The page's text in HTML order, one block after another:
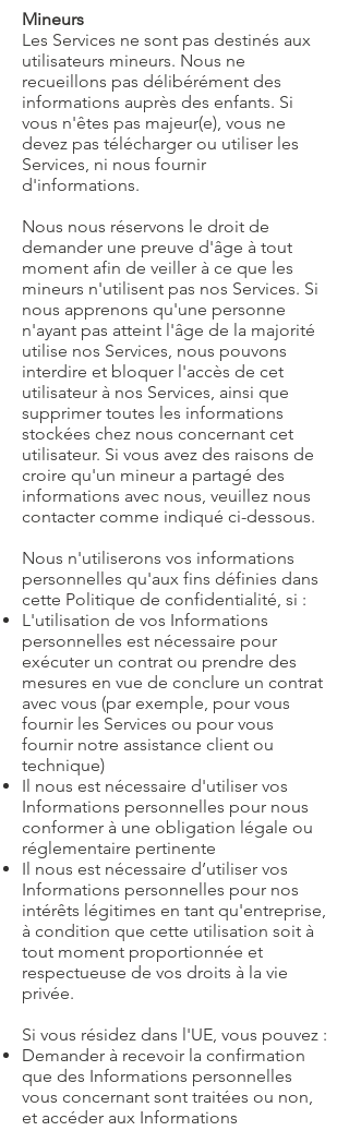
Mineurs
Les Services ne sont pas destinés aux
utilisateurs mineurs. Nous ne
recueillons pas délibérément des
informations auprès des enfants. Si
vous n'êtes pas majeur(e), vous ne
devez pas télécharger ou utiliser les
Services, ni nous fournir
d'informations.
Nous nous réservons le droit de
demander une preuve d'âge à tout
moment afin de veiller à ce que les
mineurs n'utilisent pas nos Services. Si
nous apprenons qu'une personne
n'ayant pas atteint l'âge de la majorité
utilise nos Services, nous pouvons
interdire et bloquer l'accès de cet
utilisateur à nos Services, ainsi que
supprimer toutes les informations
stockées chez nous concernant cet
utilisateur. Si vous avez des raisons de
croire qu'un mineur a partagé des
informations avec nous, veuillez nous
contacter comme indiqué ci-dessous.
Nous n'utiliserons vos informations
personnelles qu'aux fins définies dans
cette Politique de confidentialité, si :
L'utilisation de vos Informations
personnelles est nécessaire pour
exécuter un contrat ou prendre des
mesures en vue de conclure un contrat
avec vous (par exemple, pour vous
fournir les Services ou pour vous
fournir notre assistance client ou
technique)
Il nous est nécessaire d'utiliser vos
Informations personnelles pour nous
conformer à une obligation légale ou
réglementaire pertinente
Il nous est nécessaire d’utiliser vos
Informations personnelles pour nos
intérêts légitimes en tant qu'entreprise,
à condition que cette utilisation soit à
tout moment proportionnée et
respectueuse de vos droits à la vie
privée.
Si vous résidez dans l'UE, vous pouvez :
Demander à recevoir la confirmation
que des Informations personnelles
vous concernant sont traitées ou non,
et accéder aux Informations